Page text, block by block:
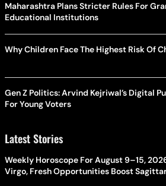
Maharashtra Plans Stricter Rules For
Educational Institutions
Why Children Face The Highest Risk Of
Gen Z Politics: Arvind Kejriwal’s Digital
For Young Voters
Latest Stories
Weekly Horoscope For August 9–15,
Virgo, Fresh Opportunities Boost